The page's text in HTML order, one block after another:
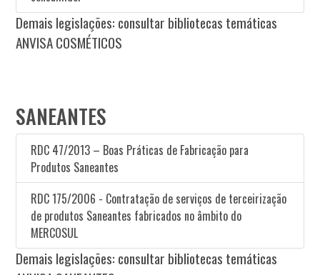
Demais legislações: consultar bibliotecas temáticas
ANVISA COSMÉTICOS
SANEANTES
RDC 47/2013 – Boas Práticas de Fabricação para
Produtos Saneantes
RDC 175/2006 - Contratação de serviços de terceirização
de produtos Saneantes fabricados no âmbito do
MERCOSUL
Demais legislações: consultar bibliotecas temáticas